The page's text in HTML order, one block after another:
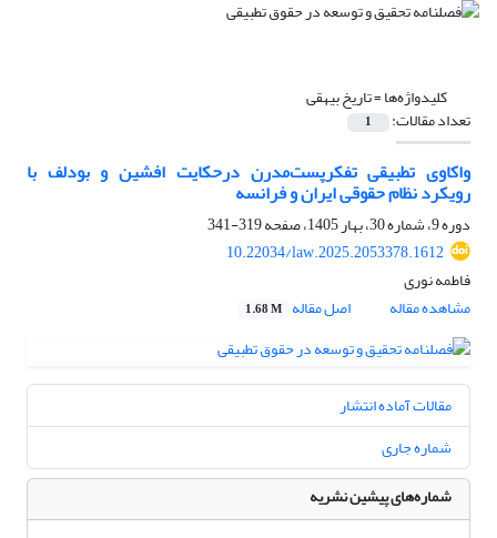
کلیدواژه‌ها =تاریخ بیهقی
تعداد مقالات: 1
واکاوی تطبیقی تفکرپست‌مدرن درحکایت افشین و بودلف با
رویکرد نظام حقوقی ایران و فرانسه
دوره 9، شماره 30، بهار 1405، صفحه
319-341
10.22034/law.2025.2053378.1612
فاطمه نوری
مشاهده مقاله
اصل مقاله 1.68 M
مقالات آماده انتشار
شماره جاری
شماره‌های پیشین نشریه